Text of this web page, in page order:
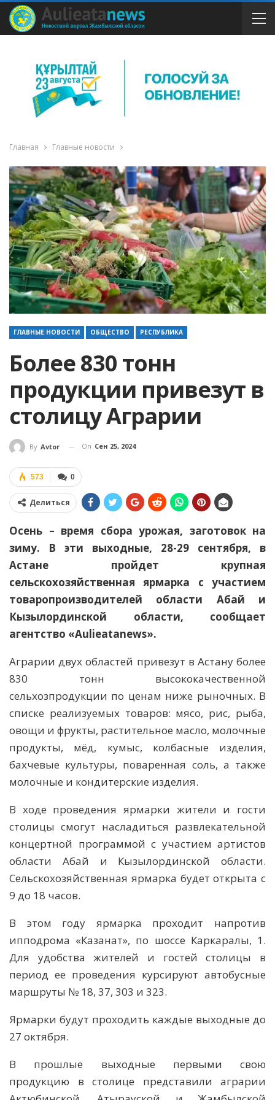
Главная Главные новости
ГЛАВНЫЕ НОВОСТИ ОБЩЕСТВО РЕСПУБЛИКА
Более 830 тонн
продукции привезут в
столицу Аграрии
By Avtor On Сен 25, 2024
0
573
Делиться
Осень – время сбора урожая, заготовок на
зиму. В эти выходные, 28-29 сентября, в
Астане пройдет крупная
сельскохозяйственная ярмарка с участием
товаропроизводителей области Абай и
Кызылординской области, сообщает
агентство «Aulieаtanews».
Аграрии двух областей привезут в Астану более
830 тонн высококачественной
сельхозпродукции по ценам ниже рыночных. В
списке реализуемых товаров: мясо, рис, рыба,
овощи и фрукты, растительное масло, молочные
продукты, мёд, кумыс, колбасные изделия,
бахчевые культуры, поваренная соль, а также
молочные и кондитерские изделия.
В ходе проведения ярмарки жители и гости
столицы смогут насладиться развлекательной
концертной программой с участием артистов
области Абай и Кызылординской области.
Сельскохозяйственная ярмарка будет открыта с
9 до 18 часов.
В этом году ярмарка проходит напротив
ипподрома «Казанат», по шоссе Каркаралы, 1.
Для удобства жителей и гостей столицы в
период ее проведения курсируют автобусные
маршруты № 18, 37, 303 и 323.
Ярмарки будут проходить каждые выходные до
27 октября.
В прошлые выходные первыми свою
продукцию в столице представили аграрии